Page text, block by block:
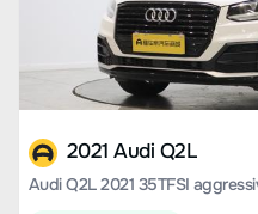
2021 Audi Q2L
Audi Q2L 2021 35TFSI